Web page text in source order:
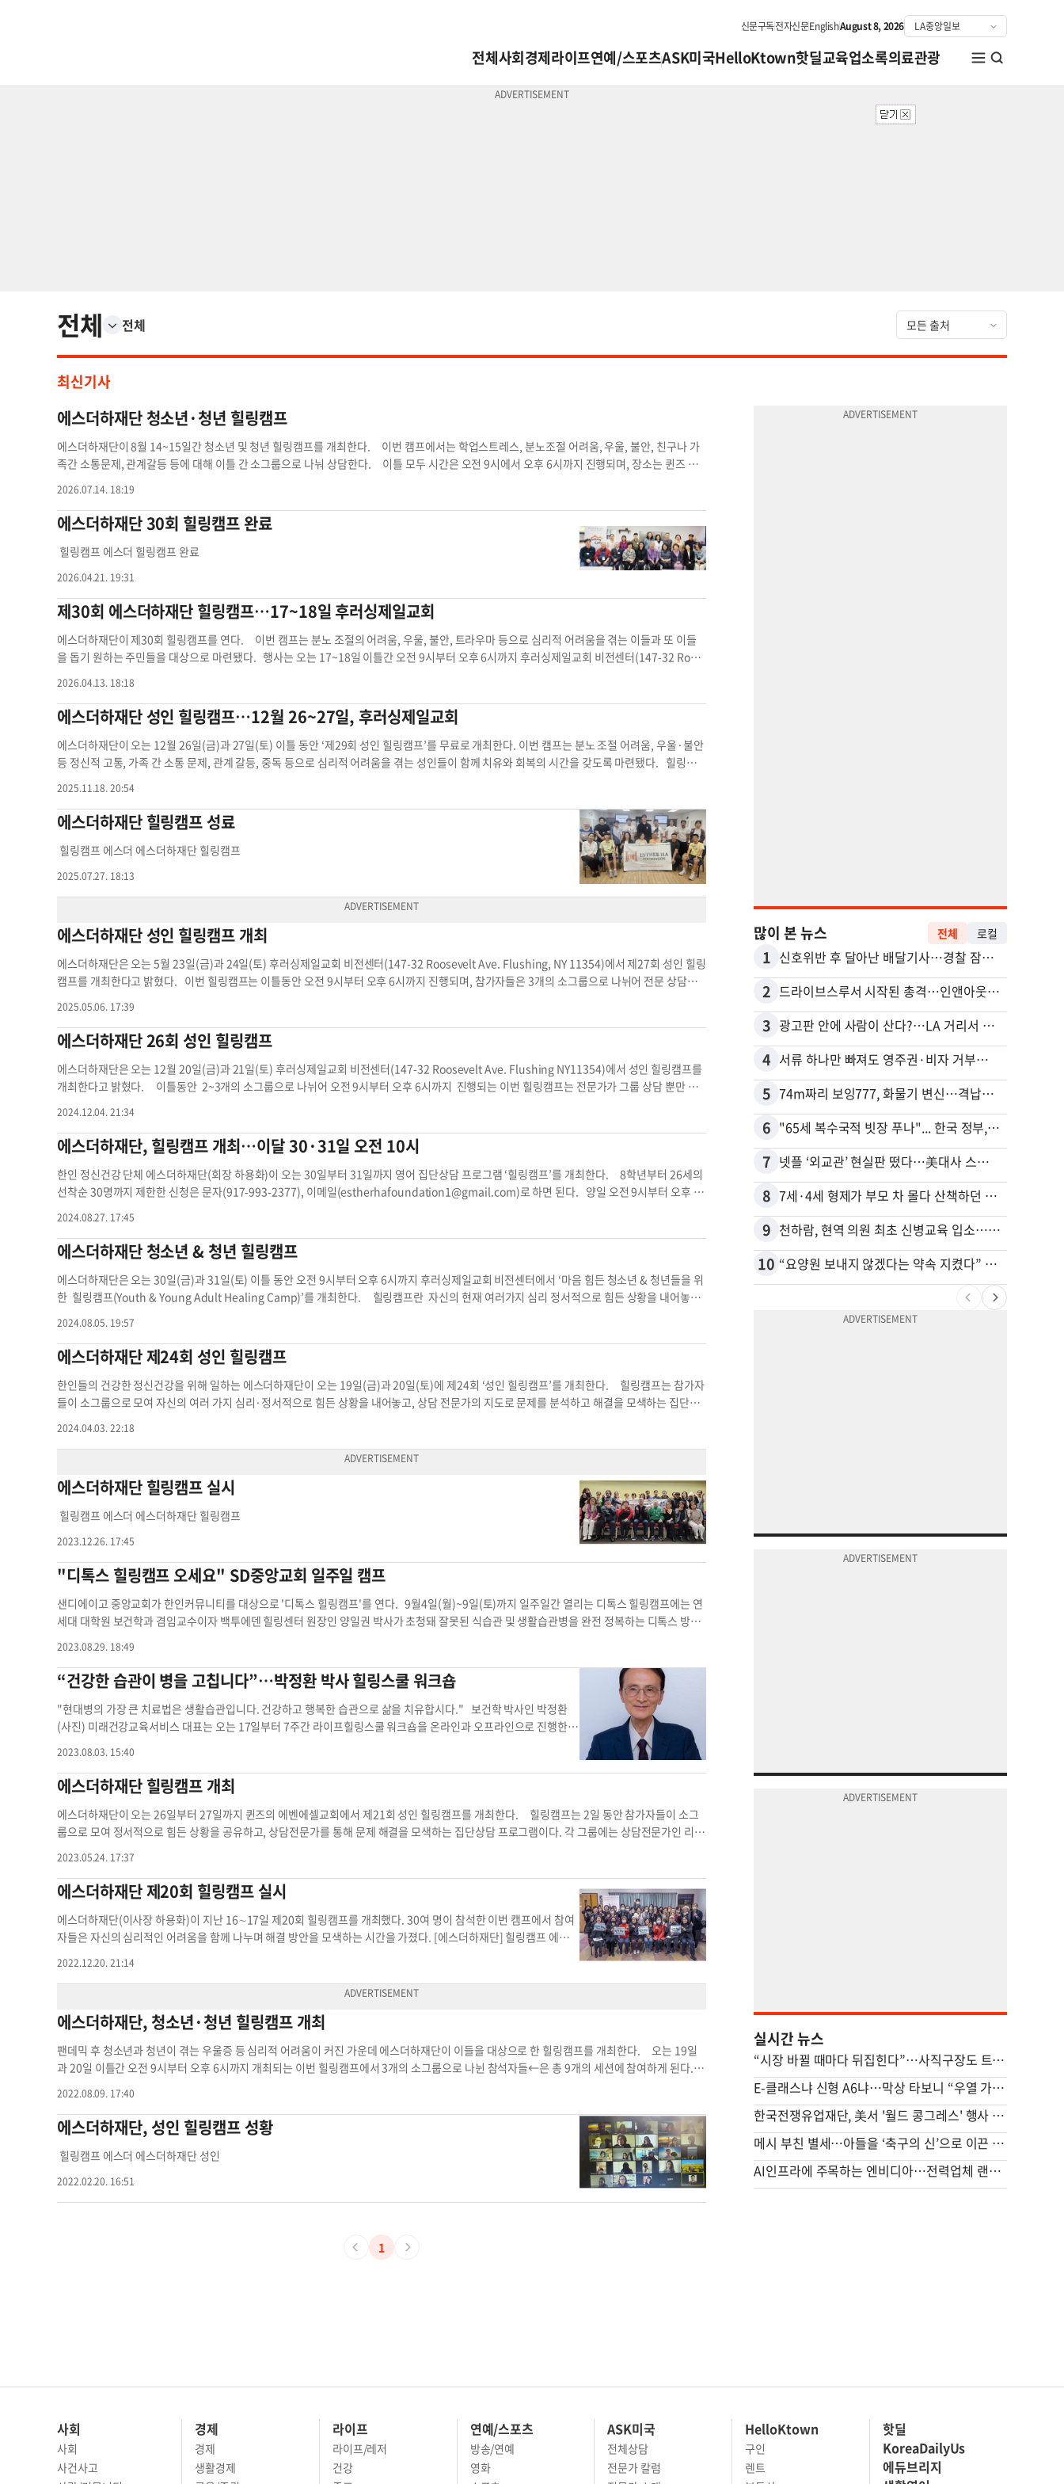
신문구독전자신문EnglishAugust 8, 2026
전체사회경제라이프연예/스포츠ASK미국HelloKtown핫딜교육업소록의료관광
전체 전체
최신기사
에스더하재단 청소년·청년 힐링캠프
에스더하재단이 8월 14~15일간 청소년 및 청년 힐링캠프를 개최한다. 이번 캠프에서는 학업스트레스, 분노조절 어려움, 우울, 불안, 친구나 가
족간 소통문제, 관계갈등 등에 대해 이틀 간 소그룹으로 나눠 상담한다. 이틀 모두 시간은 오전 9시에서 오후 6시까지 진행되며, 장소는 퀸즈 베
cuc7e2) 등록을 반드시 해야 한다. 선착순 30명이 대상이며, 점심이 제공된다. 최호상 기자힐링캠프 에스더 에스더하재단 청소년 청년 힐링캠
프 15일간 청소년
2026.07.14. 18:19
에스더하재단 30회 힐링캠프 완료
힐링캠프 에스더 힐링캠프 완료
2026.04.21. 19:31
제30회 에스더하재단 힐링캠프…17~18일 후러싱제일교회
에스더하재단이 제30회 힐링캠프를 연다. 이번 캠프는 분노 조절의 어려움, 우울, 불안, 트라우마 등으로 심리적 어려움을 겪는 이들과 또 이들
을 돕기 원하는 주민들을 대상으로 마련됐다. 행사는 오는 17~18일 이틀간 오전 9시부터 오후 6시까지 후러싱제일교회 비전센터(147-32 Roos
색하게 된다. 프로그램은 3개의 소그룹으로 나뉘어 상담 전문가의 리더십 아래 운영된다. 이번 힐링캠프는 무료로 진행되며, 선착순 30명만 참
여할 수 있다. 점심도 제공된다. 등록 문의는 문자메시지(917-993-2377) 또는 이메일(estherhafoundation1@gmail.com)로 하면 된다.
서만교 기자seo.mankyo@koreadailyny.com후러싱제일교회 힐링캠프 에스더하재단 힐링캠프 후러싱제일교회 비전센터 이번 힐링캠프
2026.04.13. 18:18
에스더하재단 성인 힐링캠프…12월 26~27일, 후러싱제일교회
에스더하재단이 오는 12월 26일(금)과 27일(토) 이틀 동안 ‘제29회 성인 힐링캠프’를 무료로 개최한다. 이번 캠프는 분노 조절 어려움, 우울·불안
등 정신적 고통, 가족 간 소통 문제, 관계 갈등, 중독 등으로 심리적 어려움을 겪는 성인들이 함께 치유와 회복의 시간을 갖도록 마련됐다. 힐링캠
하게 된다. 점심이 제공되며, 참가 정원은 선착순 30명이다. 행사는 후러싱제일교회 비전센터(Vision Center, 147-32 Roosevelt Ave., Flushi
ng)에서 오전 9시부터 오후 6시까지 열린다. 등록은 필수며 인터넷(tinyurl.com/3hyyduk3) 또는 문자 메시지(917-993-2377)로 하면 된다.
서만교 기자후러싱제일교회 힐링캠프 에스더하재단 성인 성인 힐링캠프 후러싱제일교회 비전센터
2025.11.18. 20:54
에스더하재단 힐링캠프 성료
힐링캠프 에스더 에스더하재단 힐링캠프
2025.07.27. 18:13
에스더하재단 성인 힐링캠프 개최
에스더하재단은 오는 5월 23일(금)과 24일(토) 후러싱제일교회 비전센터(147-32 Roosevelt Ave. Flushing, NY 11354)에서 제27회 성인 힐링
캠프를 개최한다고 밝혔다. 이번 힐링캠프는 이틀동안 오전 9시부터 오후 6시까지 진행되며, 참가자들은 3개의 소그룹으로 나뉘어 전문 상담가
을 위해 마련됐다. 또한 심리적 어려움을 겪는 주변 사람들을 돕고자 하는 이들도 신청할 수 있다. 18세 이상이면 누구나 신청할 수 있으며, 점심식
사가 무료로 제공된다. 참가비는 무료며, 선착순 30명에 한해 등록을 받는다. 등록은 웹사이트(https://tinyurl.com/mtcuc7e2)를 통해 할 수
있으며, 행사 일주일 전 등록한 이메일로 상세 안내가 발송될 예정이다. 신청 및 문의는 917-993-2377(문자 메시지) 또는
n1@gmail.com(이메일)로 하면 된다. 서만교 기자힐링캠프 에스더 에스더하재단 성인 성인 힐링캠프 이번 힐링캠프
2025.05.06. 17:39
에스더하재단 26회 성인 힐링캠프
에스더하재단은 오는 12월 20일(금)과 21일(토) 후러싱제일교회 비전센터(147-32 Roosevelt Ave. Flushing NY11354)에서 성인 힐링캠프를
개최한다고 밝혔다. 이틀동안 2~3개의 소그룹으로 나뉘어 오전 9시부터 오후 6시까지 진행되는 이번 힐링캠프는 전문가가 그룹 상담 뿐만 아
할 수 있으며 점심식사도 제공된다. 신청대상자는 현재 정서적 심리적 어려움을 가지고 있는 사람, 성격에 대한 갈등, 관계형성의 어려움, 가족간
의 불화 등 다양한 심리적 문제를 가진 사람이다. 또한 심리적 어려움을 당한 주변 사람을 도우려는 사람도 신청할 수 있다. 힐링캠프는 무료지만
참가를 위해서는 반드시 사전등록해야 하며 모집인원은 선착순 30명이다. 신청과 문의는 917-993-2377(문자메시지) 또는
on1@gmail.com. 서만교 기자힐링캠프 에스더 성인 힐링캠프 이번 힐링캠프 이상 성인
2024.12.04. 21:34
에스더하재단, 힐링캠프 개최…이달 30·31일 오전 10시
한인 정신건강 단체 에스더하재단(회장 하용화)이 오는 30일부터 31일까지 영어 집단상담 프로그램 ‘힐링캠프’를 개최한다. 8학년부터 26세의
선착순 30명까지 제한한 신청은 문자(917-993-2377), 이메일(estherhafoundation1@gmail.com)로 하면 된다. 양일 오전 9시부터 오후 6
m힐링캠프 에스더 에스더하재단 힐링캠프 퀸즈 후러싱제일교회 한인 정신건강
2024.08.27. 17:45
에스더하재단 청소년 & 청년 힐링캠프
에스더하재단은 오는 30일(금)과 31일(토) 이틀 동안 오전 9시부터 오후 6시까지 후러싱제일교회 비전센터에서 ‘마음 힘든 청소년 & 청년들을 위
한 힐링캠프(Youth & Young Adult Healing Camp)’를 개최한다. 힐링캠프란 자신의 현재 여러가지 심리 정서적으로 힘든 상황을 내어놓고,
앓고 있는 사람 ▶자기 정체성의 혼란을 격고 있는 사람 ▶성격 갈등을 겪고 있는 사람 등과 함께 관계 개선이나 소통기술 향상, 자아성장을 원하는
사람 등도 참여가 가능하다. 참가비는 없이 무료로 참여할 수 있으나, 인원은 30명으로 제한된다. 등록은 웹사이트(https://tinyurl.com/54ac
5prt)에서 할 수 있다. 캠프 참여와 자격 등에 대한 문의는 전화(917-993-2377) 또는 e메일(
자park.jongwon@koreasailyny.com 힐링캠프 에스더 에스더하재단 청소년 청년 힐링캠프 캠프 참여
2024.08.05. 19:57
에스더하재단 제24회 성인 힐링캠프
한인들의 건강한 정신건강을 위해 일하는 에스더하재단이 오는 19일(금)과 20일(토)에 제24회 ‘성인 힐링캠프’를 개최한다. 힐링캠프는 참가자
들이 소그룹으로 모여 자신의 여러 가지 심리·정서적으로 힘든 상황을 내어놓고, 상담 전문가의 지도로 문제를 분석하고 해결을 모색하는 집단상
이 참가할 수 있고, 또 심리적 어려움을 당한 주변 사람을 돕는 기술이 필요한 사람도 신청할 수 있다”고 밝혔다. 힐링캠프는 3~4개의 소그룹으
로 나뉘어 오전 9시부터 오후 6시까지 진행되는데 18세 이상이면 누구나 참여 가능하며, 이전에 힐링캠프를 참여했던 사람도 다시 참석할 수 있
등록(선착순 30명)을 해야 하는데 참가자 모두에게는 점심이 제공된다. 등록은 전화(917-993-2377/문자메시지) 또는 e메일(estherhafounda
tion1@gmail.com
) 이용. 박종원 기자힐링캠프 에스더 성인 힐링캠프 심리적 어려움 어려움 가족갈등
2024.04.03. 22:18
에스더하재단 힐링캠프 실시
힐링캠프 에스더 에스더하재단 힐링캠프
2023.12.26. 17:45
"디톡스 힐링캠프 오세요" SD중앙교회 일주일 캠프
샌디에이고 중앙교회가 한인커뮤니티를 대상으로 '디톡스 힐링캠프'를 연다. 9월4일(월)~9일(토)까지 일주일간 열리는 디톡스 힐링캠프에는 연
세대 대학원 보건학과 겸임교수이자 백투에덴 힐링센터 원장인 양일권 박사가 초청돼 잘못된 식습관 및 생활습관병을 완전 정복하는 디톡스 방법
의:(253)736-4211힐링캠프 중앙교회 디톡스 힐링캠프 sd중앙교회 일주일 샌디에이고 중앙교회
2023.08.29. 18:49
“건강한 습관이 병을 고칩니다”…박정환 박사 힐링스쿨 워크숍
"현대병의 가장 큰 치료법은 생활습관입니다. 건강하고 행복한 습관으로 삶을 치유합시다." 보건학 박사인 박정환
(사진) 미래건강교육서비스 대표는 오는 17일부터 7주간 라이프힐링스쿨 워크숍을 온라인과 오프라인으로 진행한
Ontario CA 91761)에서 줌 미팅은 24일부터 9월28일까지 매주 목요일 오후 8시~9시에 진행될 예정이다. 박 박사
는 "수강생은 이번 워크숍에서 긍정적인 마음가짐을 갖는 방법과 시련을 극복하고 화를 복으로 전환하는 법에 대해 배
울 계획"이라며 "소그룹으로 함께 고민과 극복 경험을 공유하며 수강생들의 시너지 효과를 기대해본다"고 전했다.
워크숍 참가비는 호텔 숙식비와 강의 교재를 포함해 250달러며 오프라인 강의만 참가할 경우 100달러다. 그는 "현
대병의 약 70%가 스트레스"라며 "스트레스 시련 우울증으로 힘드신 분들이 이번 워크숍을 통해 마음의 안정과 즐거
있으며 선착순 모집이다. 한편 박정환 박사는 로마린다대학교에서 보건학 석박사를 취득했으며 '가장 가까운 치유'
'너머 보고 기뻐하라' 등 5권의 책을 출판한 바 있다. 또 건강교육사업 관련 한국 대통령 표창 및 보건복지부 장관상을
받았다. ▶문의:(760)880-1010 김예진 기자kim.yejin3@koreadaily.com
연치유전문가 힐링캠프 진행 박정환 보건학
2023.08.03. 15:40
에스더하재단 힐링캠프 개최
에스더하재단이 오는 26일부터 27일까지 퀸즈의 에벤에셀교회에서 제21회 성인 힐링캠프를 개최한다. 힐링캠프는 2일 동안 참가자들이 소그
룹으로 모여 정서적으로 힘든 상황을 공유하고, 상담전문가를 통해 문제 해결을 모색하는 집단상담 프로그램이다. 각 그룹에는 상담전문가인 리더
세 이상을 대상으로 하며, 참가자들은 상호 피드백을 주고받고 롤플레이를 통해 문제에 대한 다양한 시점을 익히는 등 심리 변화에 필요한 기술을
배우게 된다. 힐링캠프는 오전 9시부터 오후 6시까지 진행되며 점심이 제공된다. 해당 캠프는 무료로 참가할 수 있으며, 이전 참가자도 신청할
수 있다. 신청을 위해서는 전화(917-993-2377), 카카오톡(Ehaha), 또는 e메일(
estherhafoundation1@gmail.com)로 문의하면 된다. 윤지
혜 기자힐링캠프 에스더 에스더하재단 힐링캠프 성인 힐링캠프 이전 참가자
2023.05.24. 17:37
에스더하재단 제20회 힐링캠프 실시
에스더하재단(이사장 하용화)이 지난 16∼17일 제20회 힐링캠프를 개최했다. 30여 명이 참석한 이번 캠프에서 참여
자들은 자신의 심리적인 어려움을 함께 나누며 해결 방안을 모색하는 시간을 가졌다. [에스더하재단] 힐링캠프 에스더
2022.12.20. 21:14
에스더하재단, 청소년·청년 힐링캠프 개최
팬데믹 후 청소년과 청년이 겪는 우울증 등 심리적 어려움이 커진 가운데 에스더하재단이 이들을 대상으로 한 힐링캠프를 개최한다. 오는 19일
과 20일 이틀간 오전 9시부터 오후 6시까지 개최되는 이번 힐링캠프에서 3개의 소그룹으로 나뉜 참석자들←은 총 9개의 세션에 참여하게 된다. 각
인한 갈등과 심리적 어려움을 겪고 있는 이들과 심리적 갈등을 경험하는 주변 사람을 돕고자 하는 사람 등으로 12세 이상 25세 이하의 청소년과 청
년은 누구나 참여할 수 있다. 힐링캠프가 열리는 장소는 베이사이드 소재 에스더하재단 사무실(217-04 노던불러바드, 2F)로 참여기간 동안 점
심과 간식이 제공된다. 신청은 이메일(estherhafoundation1@gmail.com
) 또는 문자 메시지(917-993-2377)로 하면 된다. 선착순으로 25
명에 한해 참여할 수 있다. 장은주 기자
힐링캠프 에스더 에스더하재단 청소년 청년 힐링캠프 소재 에스더하
2022.08.09. 17:40
에스더하재단, 성인 힐링캠프 성황
힐링캠프 에스더 에스더하재단 성인
2022.02.20. 16:51
1
많이 본 뉴스 전체 로컬
1 신호위반 후 달아난 배달기사…경찰 잠복해 잡고보니 ‘반전’
2 드라이브스루서 시작된 총격…인앤아웃 참사 영상 공개
3 광고판 안에 사람이 산다?…LA 거리서 화제
4 서류 하나만 빠져도 영주권·비자 거부…심사관 재량권 대폭 확대
5 74m짜리 보잉777, 화물기 변신…격납고서 ‘보물’ 찾는 인천공항
6 "65세 복수국적 빗장 푸나"... 한국 정부, 연령 완화 전면 추진
7 넷플 ‘외교관’ 현실판 떴다…美대사 스틸 지키는 ‘신 스틸러’
8 7세·4세 형제가 부모 차 몰다 산책하던 여성 들이받아
9 천하람, 현역 의원 최초 신병교육 입소…논산서 2박3일 생활
10 “요양원 보내지 않겠다는 약속 지켰다” 91세 남성, 아내 살해 혐의
실시간 뉴스
“시장 바뀔 때마다 뒤집힌다”…사직구장도 트램도 ‘빨간불’
E-클래스냐 신형 A6냐…막상 타보니 “우열 가리기 어렵다”
한국전쟁유업재단, 美서 '월드 콩그레스' 행사 개최
메시 부친 별세…아들을 ‘축구의 신’으로 이끈 든든한 조력자
AI인프라에 주목하는 엔비디아…전력업체 랜시엄에 4조원 투자
사회
사회
사건사고
경제
경제
생활경제
라이프
라이프/레저
건강
연예/스포츠
방송/연예
영화
ASK미국
전체상담
전문가 칼럼
HelloKtown
구인
렌트
핫딜
KoreaDailyUs
에듀브리지